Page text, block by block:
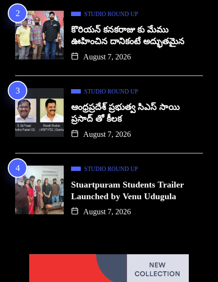
STUDIO ROUND UP
కొరియన్ కనకరాజు కు మేము
ఊహించిన దానికంటే అద్భుతమైన
August 7, 2026
STUDIO ROUND UP
ఆంధ్రప్రదేశ్ ప్రభుత్వ సిఎస్ సాయి
ప్రసాద్ తో కీలక
August 7, 2026
STUDIO ROUND UP
Stuartpuram Students Trailer
Launched by Venu Udugula
August 7, 2026